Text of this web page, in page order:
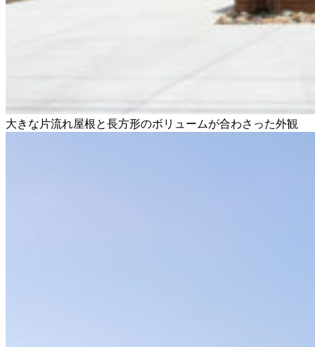
大きな片流れ屋根と長方形のボリュームが合わさった外観